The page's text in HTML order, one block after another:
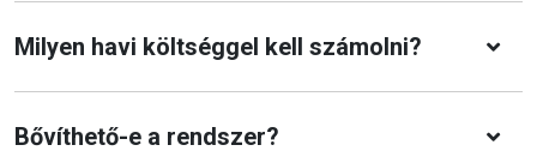
Milyen havi költséggel kell számolni?
Bővíthető-e a rendszer?